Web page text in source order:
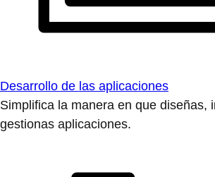
Desarrollo de las aplicaciones
Simplifica la manera en que diseñas,
gestionas aplicaciones.